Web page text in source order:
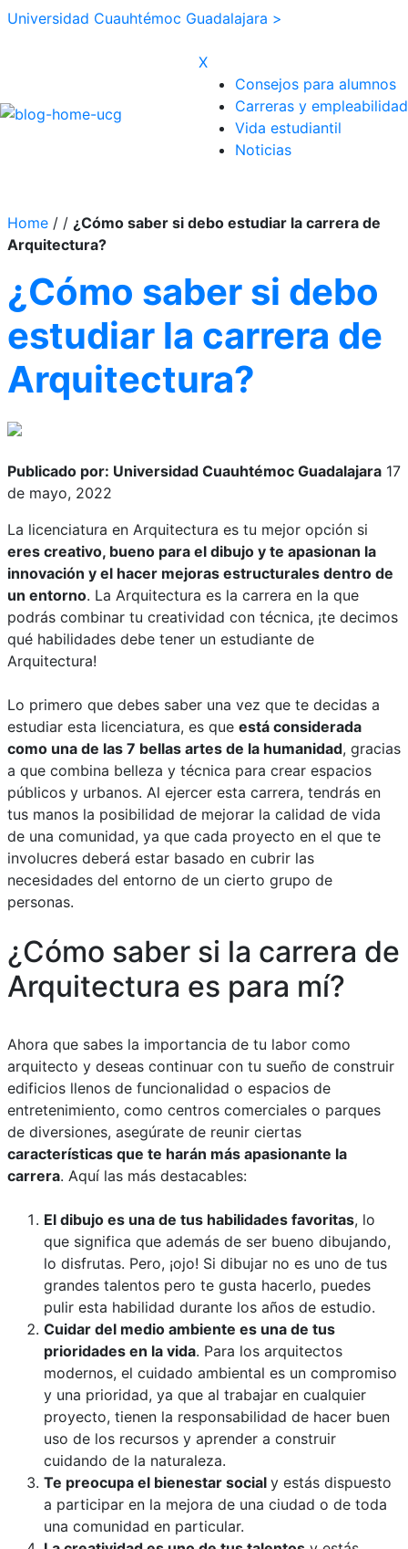
Universidad Cuauhtémoc Guadalajara >
X
Consejos para alumnos
Carreras y empleabilidad
Vida estudiantil
Noticias
Home / / ¿Cómo saber si debo estudiar la carrera de
Arquitectura?
¿Cómo saber si debo
estudiar la carrera de
Arquitectura?
Publicado por: Universidad Cuauhtémoc Guadalajara 17
de mayo, 2022
La licenciatura en Arquitectura es tu mejor opción si
eres creativo, bueno para el dibujo y te apasionan la
innovación y el hacer mejoras estructurales dentro de
un entorno. La Arquitectura es la carrera en la que
podrás combinar tu creatividad con técnica, ¡te decimos
qué habilidades debe tener un estudiante de
Arquitectura!
Lo primero que debes saber una vez que te decidas a
estudiar esta licenciatura, es que está considerada
como una de las 7 bellas artes de la humanidad, gracias
a que combina belleza y técnica para crear espacios
públicos y urbanos. Al ejercer esta carrera, tendrás en
tus manos la posibilidad de mejorar la calidad de vida
de una comunidad, ya que cada proyecto en el que te
involucres deberá estar basado en cubrir las
necesidades del entorno de un cierto grupo de
personas.
¿Cómo saber si la carrera de
Arquitectura es para mí?
Ahora que sabes la importancia de tu labor como
arquitecto y deseas continuar con tu sueño de construir
edificios llenos de funcionalidad o espacios de
entretenimiento, como centros comerciales o parques
de diversiones, asegúrate de reunir ciertas
características que te harán más apasionante la
carrera. Aquí las más destacables:
El dibujo es una de tus habilidades favoritas, lo
que significa que además de ser bueno dibujando,
lo disfrutas. Pero, ¡ojo! Si dibujar no es uno de tus
grandes talentos pero te gusta hacerlo, puedes
pulir esta habilidad durante los años de estudio.
Cuidar del medio ambiente es una de tus
prioridades en la vida. Para los arquitectos
modernos, el cuidado ambiental es un compromiso
y una prioridad, ya que al trabajar en cualquier
proyecto, tienen la responsabilidad de hacer buen
uso de los recursos y aprender a construir
cuidando de la naturaleza.
Te preocupa el bienestar social y estás dispuesto
a participar en la mejora de una ciudad o de toda
una comunidad en particular.